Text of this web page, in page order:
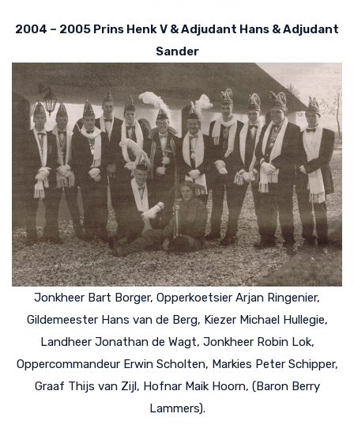
2004 – 2005 Prins Henk V & Adjudant Hans & Adjudant
Sander
Jonkheer Bart Borger, Opperkoetsier Arjan Ringenier,
Gildemeester Hans van de Berg, Kiezer Michael Hullegie,
Landheer Jonathan de Wagt, Jonkheer Robin Lok,
Oppercommandeur Erwin Scholten, Markies Peter Schipper,
Graaf Thijs van Zijl, Hofnar Maik Hoorn, (Baron Berry
Lammers).